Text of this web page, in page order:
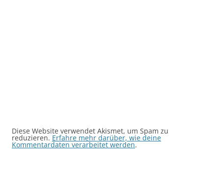
Diese Website verwendet Akismet, um Spam zu
reduzieren. Erfahre mehr darüber, wie deine
Kommentardaten verarbeitet werden.